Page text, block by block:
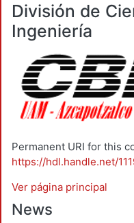
División de
Ingeniería
Permanent URI for this
https://hdl.handle.net/
Ver página principal
News